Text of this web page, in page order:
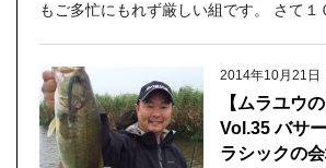
もご多忙にもれず厳しい組です。 さて１
2014年10月21日
【ムラユウ
Vol.35 バサ
ラシックの